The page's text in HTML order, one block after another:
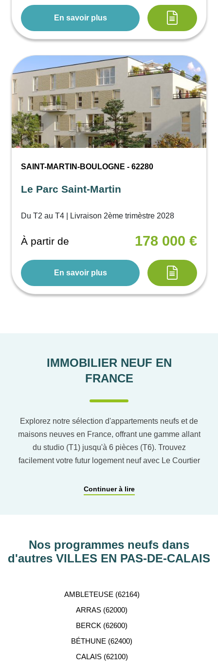
En savoir plus
SAINT-MARTIN-BOULOGNE - 62280
Le Parc Saint-Martin
Du T2 au T4 | Livraison 2ème trimèstre 2028
À partir de 178 000 €
En savoir plus
IMMOBILIER NEUF EN
FRANCE
Explorez notre sélection d'appartements neufs et de
maisons neuves en France, offrant une gamme allant
du studio (T1) jusqu'à 6 pièces (T6). Trouvez
facilement votre futur logement neuf avec Le Courtier
pour affiner vos critères. Vous pourrez également
ACCOMPAGNEMENT
Notre équipe de conseillers se tient gratuitement à
Continuer à lire
Nos programmes neufs dans
d'autres VILLES EN PAS-DE-CALAIS
AMBLETEUSE (62164)
ARRAS (62000)
BERCK (62600)
BÉTHUNE (62400)
CALAIS (62100)